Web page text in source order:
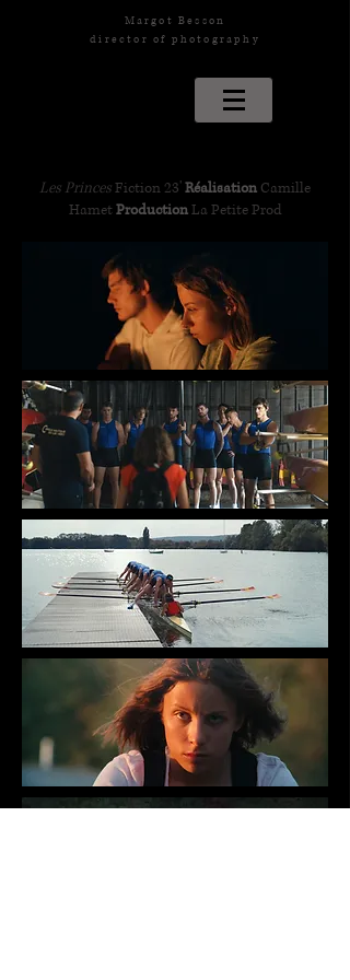
Margot Besson
director of photography
Les PrincesFiction 23'Réalisation Camille
Hamet​ProductionLa Petite Prod